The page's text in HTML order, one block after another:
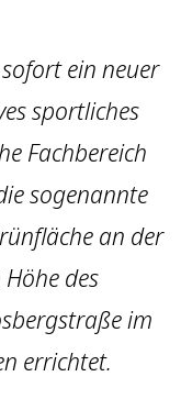
ein neuer
sportliches
Fachbereich
sogenannte
an der
des
im
errichtet.